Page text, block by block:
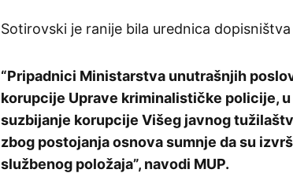
Sotirovski je ranije bila urednica dopisništva
“Pripadnici Ministarstva unutrašnjih
korupcije Uprave kriminalističke policije,
suzbijanje korupcije Višeg javnog
zbog postojanja osnova sumnje da su
službenog položaja”, navodi MUP.